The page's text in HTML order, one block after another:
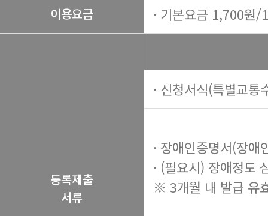
이용요금 · 기본요금 1,700원
등록제출
서류
· 신청서식(특별교
· 장애인증명서(장애
· (필요시) 장애정도
※ 3개월 내 발급 유